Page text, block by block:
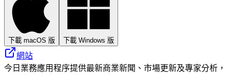
下載 macOS 版 下載 Windows 版
網站
今日業務應用程序提供最新商業新聞、市場更新及專家分析，